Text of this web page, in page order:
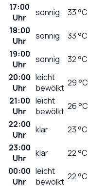
17:00
Uhr
sonnig 33°C
18:00
Uhr
sonnig 33°C
19:00
Uhr
sonnig 32°C
20:00
Uhr
leicht
bewölkt 29°C
21:00
Uhr
leicht
bewölkt 26°C
22:00
Uhr
klar 23°C
23:00
Uhr
klar 22°C
00:00
Uhr
leicht
bewölkt 22°C